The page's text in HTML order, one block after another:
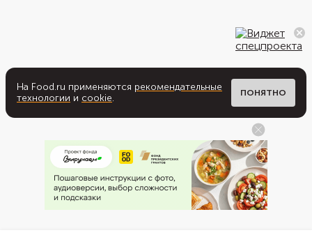
На Food.ru применяются рекомендательные
технологии и cookie. ПОНЯТНО